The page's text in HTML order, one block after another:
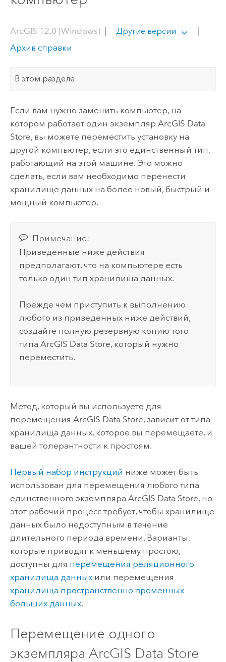
ArcGIS 12.0 (Windows)| Другие версии
Архив справки
В этом разделе
Если вам нужно заменить компьютер, на
котором работает один экземпляр ArcGIS Data
Store, вы можете переместить установку на
другой компьютер, если это единственный тип,
работающий на этой машине. Это можно
сделать, если вам необходимо перенести
хранилище данных на более новый, быстрый и
мощный компьютер.
Примечание:
Приведенные ниже действия
предполагают, что на компьютере есть
только один тип хранилища данных.
Прежде чем приступить к выполнению
любого из приведенных ниже действий,
создайте полную резервную копию того
типаArcGIS Data Store, который нужно
переместить.
Метод, который вы используете для
перемещения ArcGIS Data Store, зависит от типа
хранилища данных, которое вы перемещаете, и
вашей толерантности к простоям.
Первый набор инструкций ниже может быть
использован для перемещения любого типа
единственного экземпляра ArcGIS Data Store, но
этот рабочий процесс требует, чтобы хранилище
данных было недоступным в течение
длительного периода времени. Варианты,
которые приводят к меньшему простою,
доступны для перемещения реляционного
хранилища данныхили перемещения
хранилища пространственно-временных
больших данных.
Перемещение одного
экземпляра ArcGIS Data Store